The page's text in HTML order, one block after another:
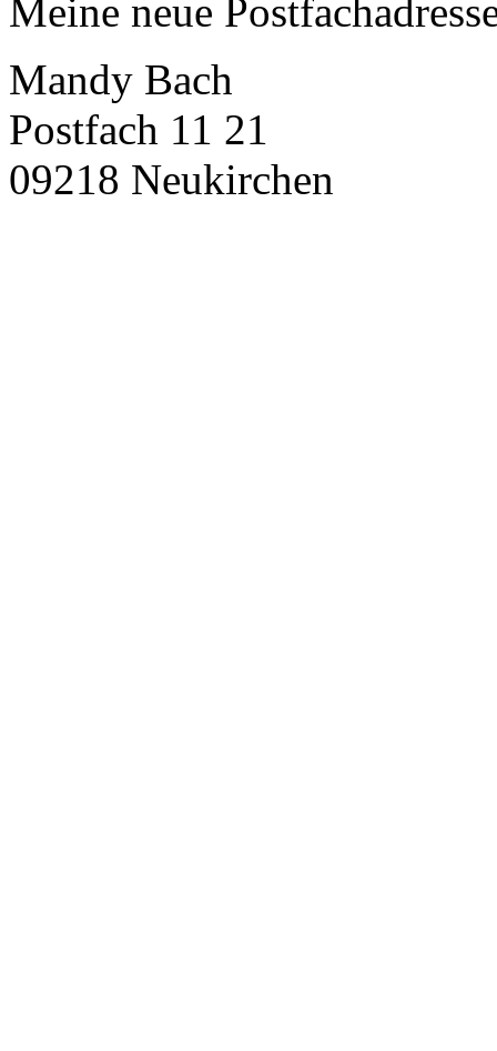
Meine neue
Mandy Bach
Postfach 11 21
09218 Neukirchen